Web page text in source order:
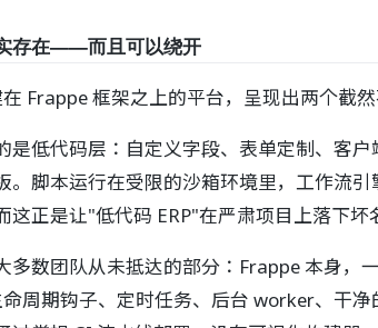
存在——而且可以绕开
Frappe 框架之上的平台，呈现出两个截
是低代码层：自定义字段、表单定制、客
。脚本运行在受限的沙箱环境里，工作流
正是让"低代码 ERP"在严肃项目上落下坏
多数团队从未抵达的部分：Frappe 本身
周期钩子、定时任务、后台 worker、干